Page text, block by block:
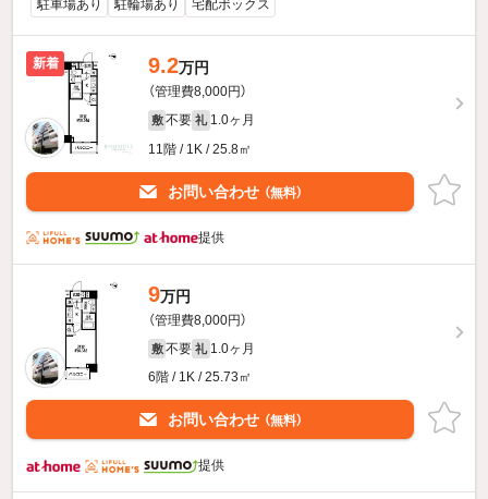
駐車場あり 駐輪場あり 宅配ボックス
新着 9.2万円
（管理費8,000円）
敷 不要 礼 1.0ヶ月
11階 / 1K / 25.8㎡
お問い合わせ （無料）
提供
9万円
（管理費8,000円）
敷 不要 礼 1.0ヶ月
6階 / 1K / 25.73㎡
お問い合わせ （無料）
提供